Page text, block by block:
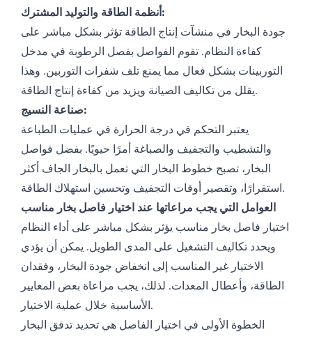
أنظمة الطاقة والتوليد المشترك:
جودة البخار في منشآت إنتاج الطاقة تؤثر بشكل مباشر على
كفاءة النظام. تقوم الفواصل بفصل الرطوبة في مدخل
التوربينات بشكل فعال مما يمنع تلف شفرات التوربين. وهذا
يقلل من تكاليف الصيانة ويزيد من كفاءة إنتاج الطاقة.
صناعة النسيج:
يعتبر التحكم في درجة الحرارة في عمليات الطباعة
والتشطيب والتجفيف والصباغة أمرًا حيويًا. بفضل فواصل
البخار، تصبح خطوط البخار التي تعمل بالبخار الجاف أكثر
استقرارًا، وتقصير أوقات التجفيف وتحسين استهلاك الطاقة.
العوامل التي يجب مراعاتها عند اختيار فاصل بخار مناسب
اختيار فاصل بخار مناسب يؤثر بشكل مباشر على أداء النظام
ويحدد تكاليف التشغيل على المدى الطويل. يمكن أن يؤدي
الاختيار غير المناسب إلى انخفاض جودة البخار، وفقدان
الطاقة، وأعطال المعدات. لذلك، يجب مراعاة بعض المعايير
الأساسية خلال عملية الاختيار.
الخطوة الأولى في اختيار الفاصل هي تحديد تدفق البخار